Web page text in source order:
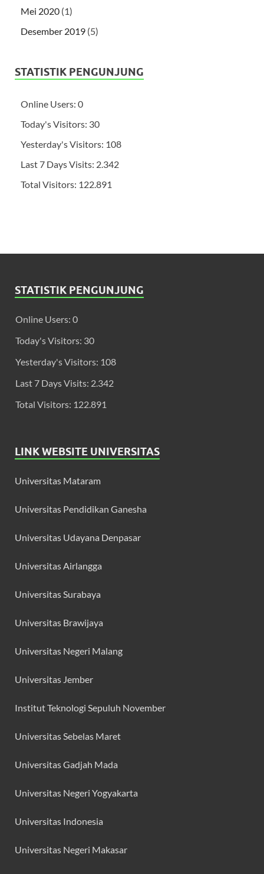
Mei 2020 (1)
Desember 2019 (5)
STATISTIK PENGUNJUNG
Online Users: 0
Today's Visitors: 30
Yesterday's Visitors: 108
Last 7 Days Visits: 2.342
Total Visitors: 122.891
STATISTIK PENGUNJUNG
Online Users: 0
Today's Visitors: 30
Yesterday's Visitors: 108
Last 7 Days Visits: 2.342
Total Visitors: 122.891
LINK WEBSITE UNIVERSITAS
Universitas Mataram
Universitas Pendidikan Ganesha
Universitas Udayana Denpasar
Universitas Airlangga
Universitas Surabaya
Universitas Brawijaya
Universitas Negeri Malang
Universitas Jember
Institut Teknologi Sepuluh November
Universitas Sebelas Maret
Universitas Gadjah Mada
Universitas Negeri Yogyakarta
Universitas Indonesia
Universitas Negeri Makasar